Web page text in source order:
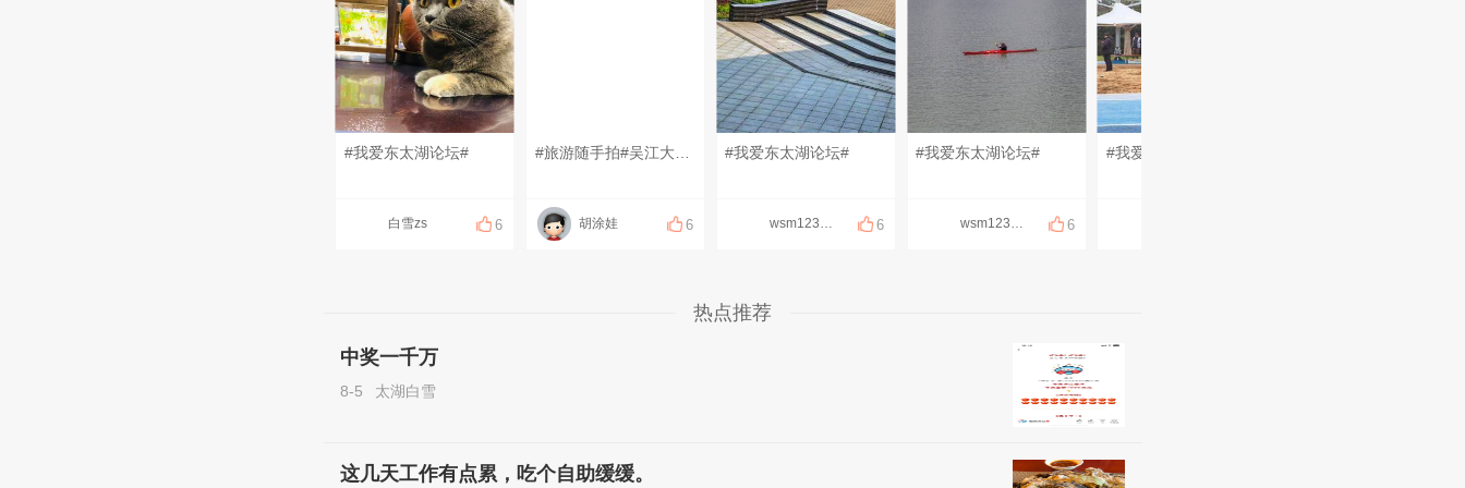
#我爱东太湖论坛#
白雪zs 6
#旅游随手拍#吴江大道的晚夏
胡涂娃 6
#我爱东太湖论坛#
wsm123456 6
#我爱东太湖论坛#
wsm123456 6
#我爱东太湖论坛#
热点推荐
中奖一千万
8-5 太湖白雪
这几天工作有点累，吃个自助缓缓。